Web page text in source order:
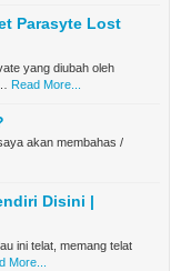
Parasyte Lost
yang diubah oleh
Read More...
akan membahas /
Disini |
ini telat, memang telat
More...